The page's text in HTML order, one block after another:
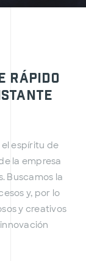
rápido
espíritu de
la empresa
Buscamos la
y, por lo
y creativos